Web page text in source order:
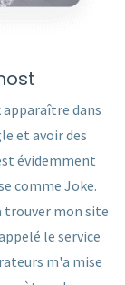
dans
et avoir des
évidemment
comme Joke.
trouver mon site
le service
m'a mise